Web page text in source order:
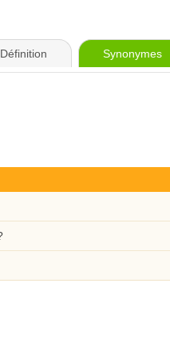
Définition Synonymes